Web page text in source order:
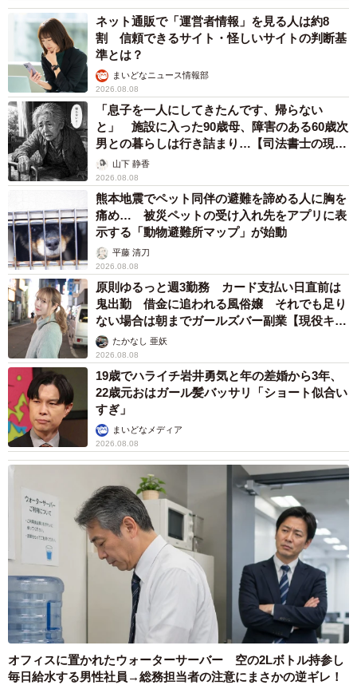
ネット通販で「運営者情報」を見る人は約8
割 信頼できるサイト・怪しいサイトの判断基
準とは？
まいどなニュース情報部
2026.08.08
「息子を一人にしてきたんです、帰らない
と」 施設に入った90歳母、障害のある60歳次
男との暮らしは行き詰まり…【司法書士の現場
から】山下 静香
2026.08.08
熊本地震でペット同伴の避難を諦める人に胸を
痛め… 被災ペットの受け入れ先をアプリに表
示する「動物避難所マップ」が始動
平藤 清刀
2026.08.08
原則ゆるっと週3勤務 カード支払い日直前は
鬼出勤 借金に追われる風俗嬢 それでも足り
ない場合は朝までガールズバー副業【現役キャ
ストに取材】
たかなし 亜妖
2026.08.08
19歳でハライチ岩井勇気と年の差婚から3年、
22歳元おはガール髪バッサリ「ショート似合い
すぎ」
まいどなメディア
2026.08.08
オフィスに置かれたウォーターサーバー 空の2Lボトル持参し
毎日給水する男性社員→総務担当者の注意にまさかの逆ギレ！